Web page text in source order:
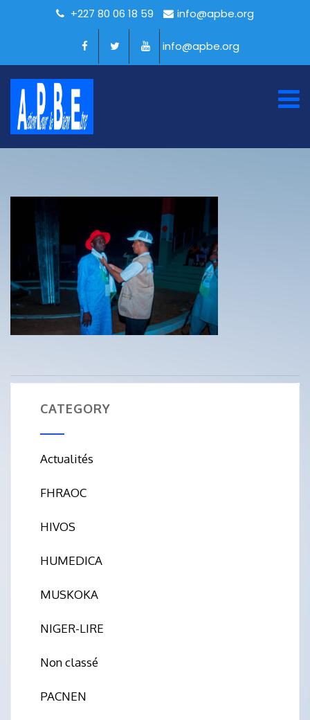
+227 80 06 18 59 info@apbe.org
info@apbe.org
CATEGORY
Actualités
FHRAOC
HIVOS
HUMEDICA
MUSKOKA
NIGER-LIRE
Non classé
PACNEN